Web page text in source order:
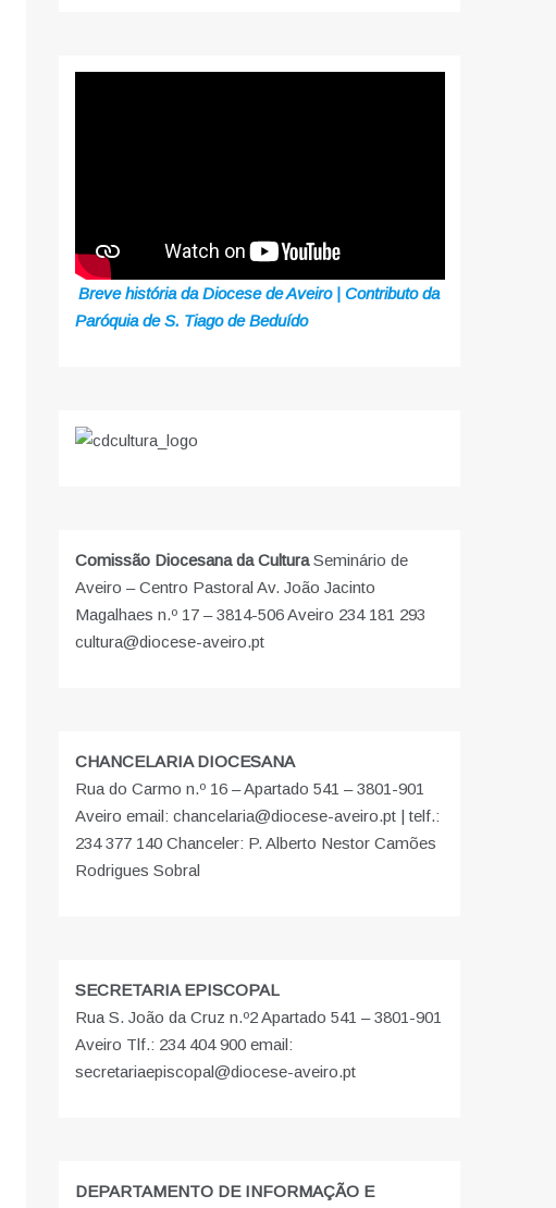
Breve história da Diocese de Aveiro | Contributo da
Paróquia de S. Tiago de Beduído
Comissão Diocesana da CulturaSeminário de
Aveiro – Centro Pastoral Av. João Jacinto
Magalhaes n.º 17 – 3814-506 Aveiro 234 181 293
cultura@diocese-aveiro.pt
CHANCELARIA DIOCESANA
Rua do Carmo n.º 16 – Apartado 541 – 3801-901
Aveiro email: chancelaria@diocese-aveiro.pt | telf.:
234 377 140 Chanceler: P. Alberto Nestor Camões
Rodrigues Sobral
SECRETARIA EPISCOPAL
Rua S. João da Cruz n.º2 Apartado 541 – 3801-901
Aveiro Tlf.: 234 404 900 email:
secretariaepiscopal@diocese-aveiro.pt
DEPARTAMENTO DE INFORMAÇÃO E